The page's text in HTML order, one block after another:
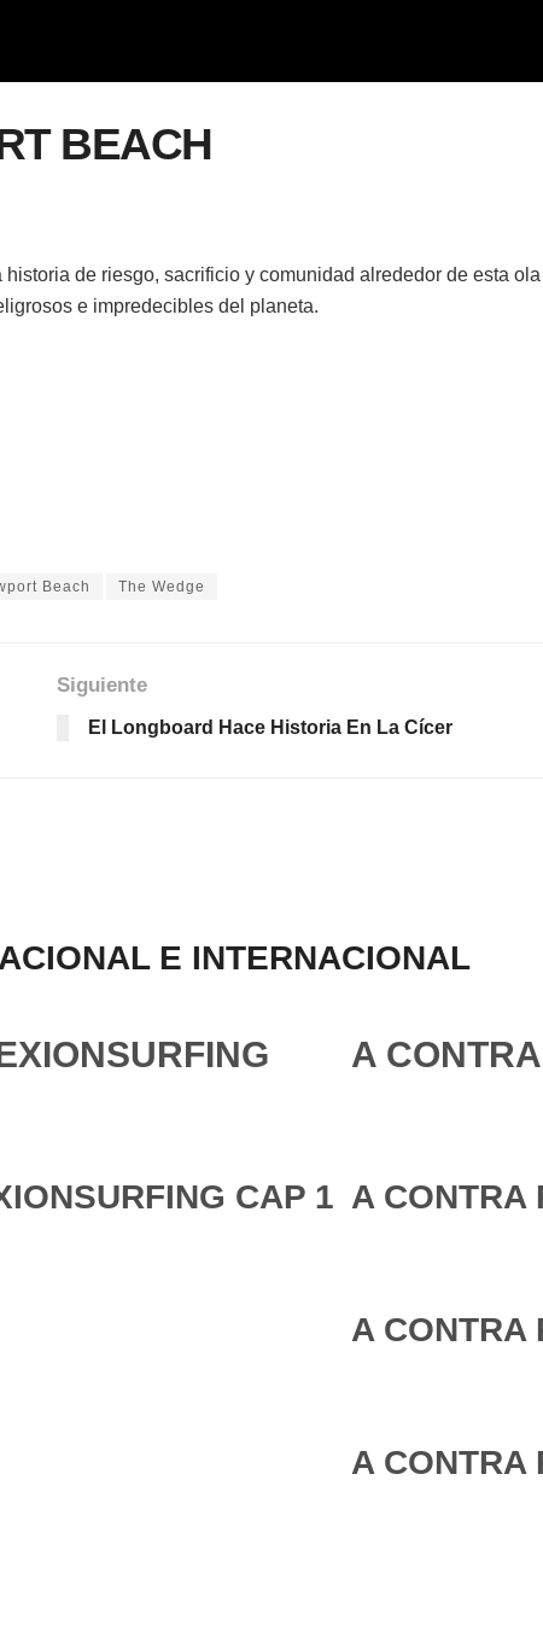
BEACH
de riesgo, sacrificio y comunidad alrededor de esta ola
e impredecibles del planeta.
Beach The Wedge
Siguiente
El Longboard Hace Historia En La Cícer
E INTERNACIONAL
CAP 1
A
A CONTRA
A CONTRA
A CONTRA